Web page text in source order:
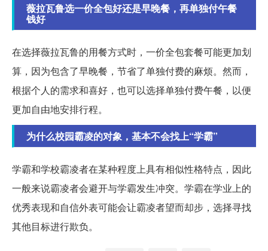
薇拉瓦鲁选一价全包好还是早晚餐，再单独付午餐
钱好
在选择薇拉瓦鲁的用餐方式时，一价全包套餐可能更加划
算，因为包含了早晚餐，节省了单独付费的麻烦。然而，
根据个人的需求和喜好，也可以选择单独付费午餐，以便
更加自由地安排行程。
为什么校园霸凌的对象，基本不会找上“学霸”
学霸和学校霸凌者在某种程度上具有相似性格特点，因此
一般来说霸凌者会避开与学霸发生冲突。学霸在学业上的
优秀表现和自信外表可能会让霸凌者望而却步，选择寻找
其他目标进行欺负。